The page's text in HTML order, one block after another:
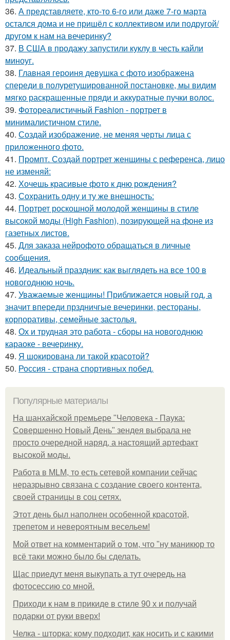
36. А представляете, кто-то 6-го или даже 7-го марта
остался дома и не пришёл с коллективом или подругой/
другом к нам на вечеринку?
37. В США в продажу запустили куклу в честь кайли
миноуг.
38. Главная героиня девушка с фото изображена
спереди в полуретушированной постановке, мы видим
мягко раскрашенные пряди и аккуратные пучки волос.
39. Фотореалистичный Fashion - портрет в
минималистичном стиле.
40. Создай изображение, не меняя черты лица с
приложенного фото.
41. Промпт. Создай портрет женщины с референса, лицо
не изменяй:
42. Хочешь красивые фото к дню рождения?
43. Сохранить одну и ту же внешность:
44. Портрет роскошной молодой женщины в стиле
высокой моды (High Fashion), позирующей на фоне из
газетных листов.
45. Для заказа нейрофото обращаться в личные
сообщения.
46. Идеальный праздник: как выглядеть на все 100 в
новогоднюю ночь.
47. Уважаемые женщины! Приближается новый год, а
значит впереди прздничгые вечеринки, рестораны,
корпоративы, семейные застолья.
48. Ох и трудная это работа - сборы на новогоднюю
караоке - вечеринку.
49. Я шокирована ли такой красотой?
50. Россия - страна спортивных побед.
Популярные материалы
На шанхайской премьере "Человека - Паука:
Совершенно Новый День" зендея выбрала не
просто очередной наряд, а настоящий артефакт
высокой моды.
Работа в MLM, то есть сетевой компании сейчас
неразрывно связана с создание своего контента,
своей страницы в соц сетях.
Этот день был наполнен особенной красотой,
трепетом и невероятным весельем!
Мой ответ на комментарий о том, что "ну маникюр то
всё таки можно было бы сделать.
Щас приедут меня выкупать а тут очередь на
фотосессию со мной.
Приходи к нам в прикиде в стиле 90 х и получай
подарки от руки вверх!
Челка - шторка: кому подходит, как носить и с какими